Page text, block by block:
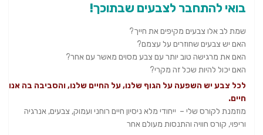
בואי להתחבר לצבעים שבתוכך!
שמת לב אלו צבעים מקיפים את חייך?
האם יש צבעים שחוזרים על עצמם?
האם את מרגישה טוב יותר עם צבע מסוים מאשר עם אחר?
האם יכול להיות שכל זה מקרי?
לכל צבע יש השפעה על הגוף שלנו, על החיים שלנו, והסביבה בה אנו
חיים.
מוזמנת לקורס שלי – ייחודי מלא ניסיון חיים רוחני ועמוק, צבעים, אנרגיה
וריפוי, קורס חוויה והתנסות מעולם אחר